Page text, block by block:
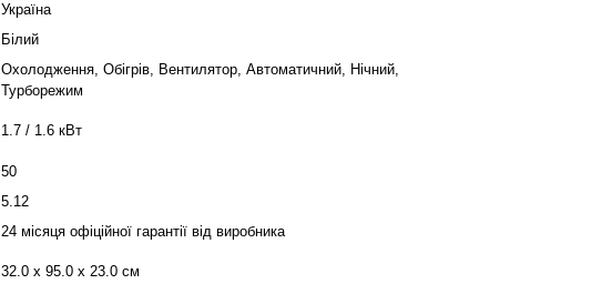
Україна
Білий
Охолодження, Обігрів, Вентилятор, Автоматичний, Нічний,
Турборежим
1.7 / 1.6 кВт
50
5.12
24 місяця офіційної гарантії від виробника
32.0 х 95.0 х 23.0 см